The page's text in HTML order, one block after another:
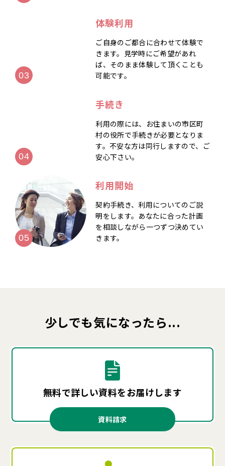
体験利用
ご自身のご都合に合わせて体験で
きます。見学時にご希望があれ
ば、そのまま体験して頂くことも
可能です。
手続き
利用の際には、お住まいの市区町
村の役所で手続きが必要となりま
す。不安な方は同行しますので、ご
安心下さい。
利用開始
契約手続き、利用についてのご説
明をします。あなたに合った計画
を相談しながら一つずつ決めてい
きます。
少しでも気になったら...
無料で詳しい資料をお届けします
資料請求